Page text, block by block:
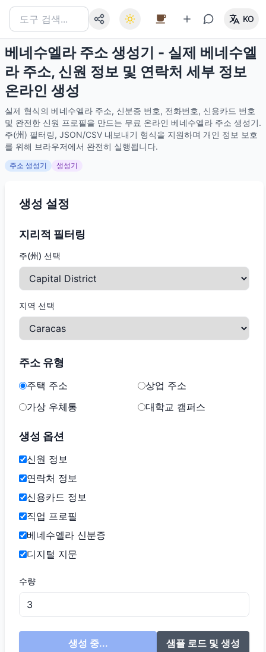
KO
베네수엘라 주소 생성기 - 실제 베네수엘
라 주소, 신원 정보 및 연락처 세부 정보
온라인 생성
실제 형식의 베네수엘라 주소, 신분증 번호, 전화번호, 신용카드 번호
및 완전한 신원 프로필을 만드는 무료 온라인 베네수엘라 주소 생성기.
주(州) 필터링, JSON/CSV 내보내기 형식을 지원하며 개인 정보 보호
를 위해 브라우저에서 완전히 실행됩니다.
주소 생성기 생성기
생성 설정
지리적 필터링
주(州) 선택
지역 선택
주소 유형
주택 주소
상업 주소
가상 우체통
대학교 캠퍼스
생성 옵션
신원 정보
연락처 정보
신용카드 정보
직업 프로필
베네수엘라 신분증
디지털 지문
수량
생성 중... 샘플 로드 및 생성